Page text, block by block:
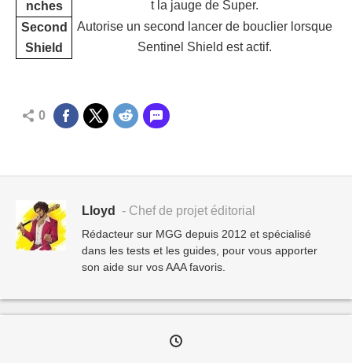
nches
t la jauge de Super.
Second
Shield
Autorise un second lancer de bouclier lorsque
Sentinel Shield est actif.
0
Lloyd - Chef de projet éditorial
Rédacteur sur MGG depuis 2012 et spécialisé
dans les tests et les guides, pour vous apporter
son aide sur vos AAA favoris.